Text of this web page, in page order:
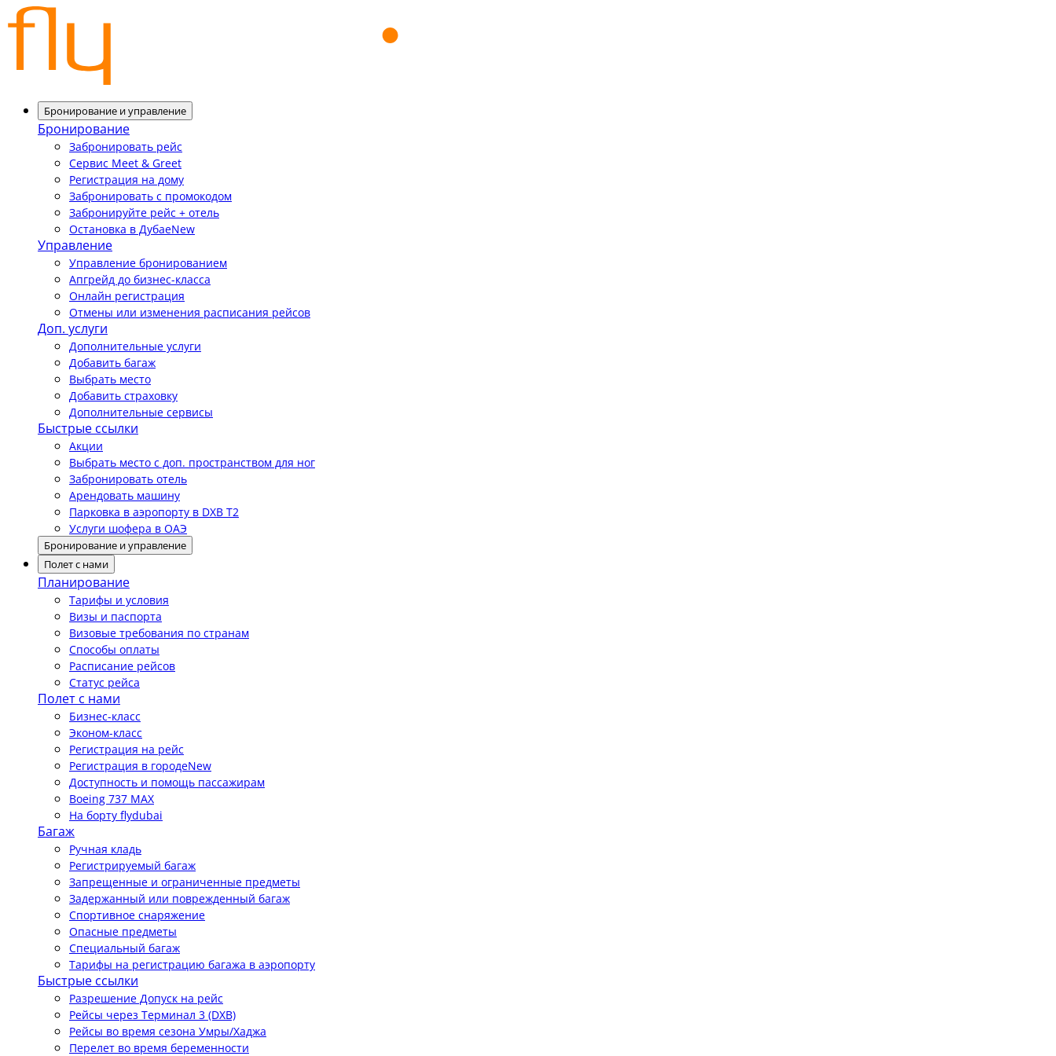
Бронирование и управление
Бронирование
Забронировать рейс
Сервис Meet & Greet
Регистрация на дому
Забронировать с промокодом
Забронируйте рейс + отель
Остановка в ДубаеNew
Управление
Управление бронированием
Апгрейд до бизнес-класса
Онлайн регистрация
Отмены или изменения расписания рейсов
Доп. услуги
Дополнительные услуги
Добавить багаж
Выбрать место
Добавить страховку
Дополнительные сервисы
Быстрые ссылки
Акции
Выбрать место с доп. пространством для ног
Забронировать отель
Арендовать машину
Парковка в аэропорту в DXB T2
Услуги шофера в ОАЭ
Бронирование и управление
Полет с нами
Планирование
Тарифы и условия
Визы и паспорта
Визовые требования по странам
Способы оплаты
Расписание рейсов
Статус рейса
Полет с нами
Бизнес-класс
Эконом-класс
Регистрация на рейс
Регистрация в городеNew
Доступность и помощь пассажирам
Boeing 737 MAX
На борту flydubai
Багаж
Ручная кладь
Регистрируемый багаж
Запрещенные и ограниченные предметы
Задержанный или поврежденный багаж
Спортивное снаряжение
Опасные предметы
Специальный багаж
Тарифы на регистрацию багажа в аэропорту
Быстрые ссылки
Разрешение Допуск на рейс
Рейсы через Терминал 3 (DXB)
Рейсы во время сезона Умры/Хаджа
Перелет во время беременности